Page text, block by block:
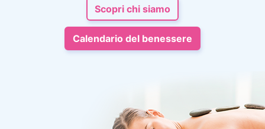
Scopri chi siamo
Calendario del benessere